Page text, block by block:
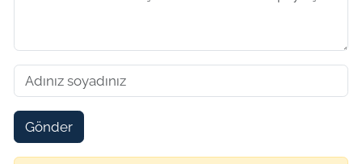
Gönder